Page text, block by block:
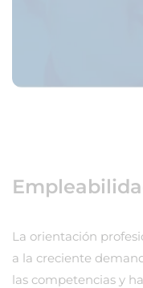
La orientación
a la creciente
las competencias y